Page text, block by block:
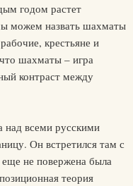
годом растет
можем назвать шахматы
крестьяне и
шахматы – игра
контраст между
над всеми русскими
Он встретился там с
не повержена была
теория